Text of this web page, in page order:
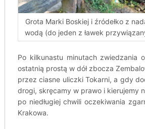
Grota Marki Boskiej i źródełko z
wodą (do jeden z ławek
Po kilkunastu minutach zwiedzania
ostatnią prostą w dół zbocza
przez ciasne uliczki Tokarni, a gdy
drogi, skręcamy w prawo i kierujemy
po niedługiej chwili oczekiwania
Krakowa.